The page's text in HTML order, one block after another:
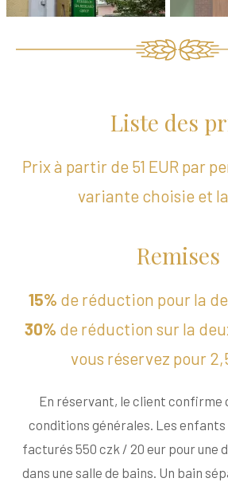
Liste des
Prix à partir de 51 EUR par
variante choisie et
Remises
15% de réduction pour la
30% de réduction sur la
vous réservez pour
En réservant, le client confirme
conditions générales. Les enfants
facturés 550 czk / 20 eur pour une
dans une salle de bains. Un bain